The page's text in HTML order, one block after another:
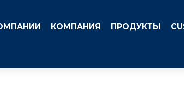
КОМПАНИЯ ПРОДУКТЫ